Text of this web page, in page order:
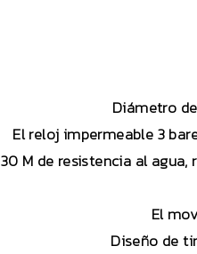
Diámetro
El reloj impermeable 3
30 M de resistencia al
El
Diseño de